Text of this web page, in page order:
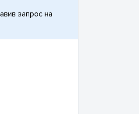
запрос на